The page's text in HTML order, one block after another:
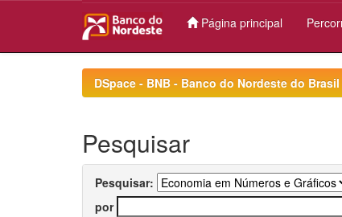
Página principal
DSpace - BNB - Banco do Nordeste do Brasil
Pesquisar
Pesquisar:
por